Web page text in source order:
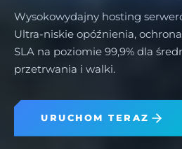
Wysokowydajny hosting
Ultra-niskie opóźnienia,
SLA na poziomie 99,9% dla
przetrwania i walki.
URUCHOM TERAZ